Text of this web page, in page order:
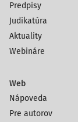
Predpisy
Judikatúra
Aktuality
Webináre
Web
Nápoveda
Pre autorov